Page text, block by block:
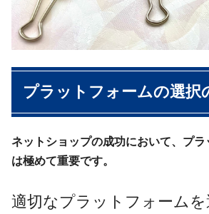
プラットフォームの選択
ネットショップの成功において、プ
は極めて重要です。
適切なプラットフォームを